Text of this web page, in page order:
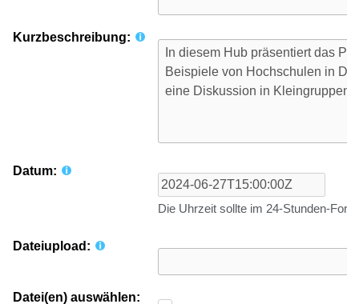
Kurzbeschreibung:
Datum:
Die Uhrzeit sollte im 24-Stunden-
Dateiupload:
Datei(en) auswählen: